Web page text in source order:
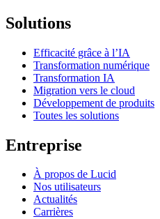
Solutions
Efficacité grâce à l’IA
Transformation numérique
Transformation IA
Migration vers le cloud
Développement de produits
Toutes les solutions
Entreprise
À propos de Lucid
Nos utilisateurs
Actualités
Carrières